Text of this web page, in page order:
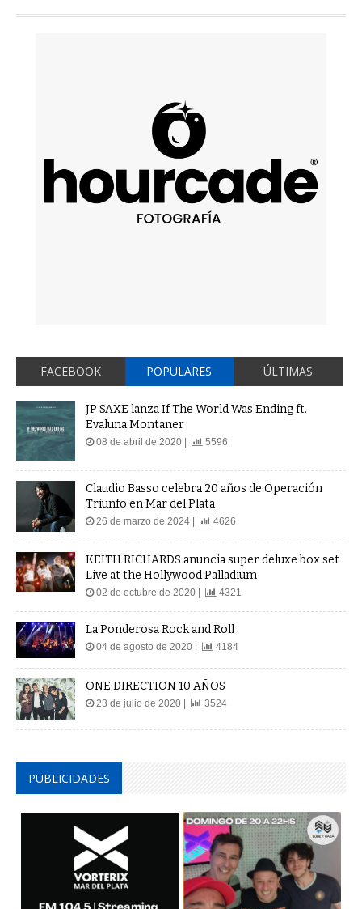
FACEBOOK POPULARES ÚLTIMAS
Evaluna Montaner
08 de abril de 2020 |
Claudio Basso celebra 20 años de Operación
Triunfo en Mar del Plata
26 de marzo de 2024 | 4626
KEITH RICHARDS anuncia super deluxe box set
Live at the Hollywood Palladium
02 de octubre de 2020 | 4321
La Ponderosa Rock and Roll
04 de agosto de 2020 | 4184
ONE DIRECTION 10 AÑOS
23 de julio de 2020 | 3524
PUBLICIDADES